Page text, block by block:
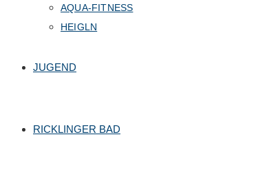
AQUA-FITNESS
HEIGLN
JUGEND
RICKLINGER BAD